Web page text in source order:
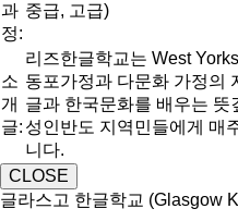
과
정:
중급, 고급)
소
개
글:
리즈한글학교는 West
동포가정과 다문화 가정의
글과 한국문화를 배우는
성인반도 지역민들에게 매
니다.
CLOSE
글라스고 한글학교 (Glasgow